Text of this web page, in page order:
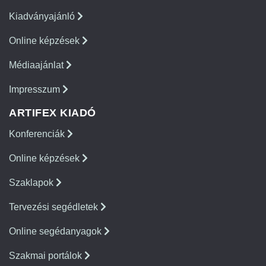
Kiadványajánló
Online képzések
Médiaajánlat
Impresszum
ARTIFEX KIADÓ
Konferenciák
Online képzések
Szaklapok
Tervezési segédletek
Online segédanyagok
Szakmai portálok